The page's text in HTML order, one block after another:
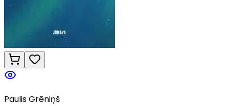
Paulis Grēniņš